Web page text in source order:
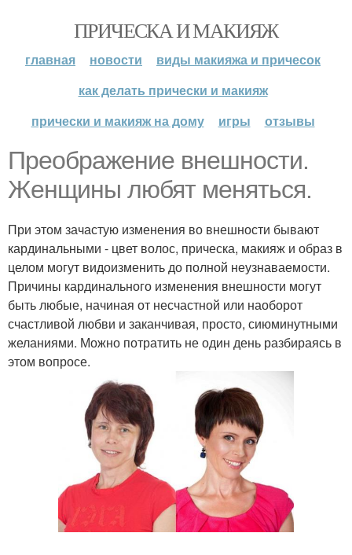
ПРИЧЕСКА И МАКИЯЖ
главная новости
виды макияжа и причесок
как делать прически и макияж
прически и макияж на дому
игры отзывы
Преображение внешности.
Женщины любят меняться.
При этом зачастую изменения во внешности бывают
кардинальными - цвет волос, прическа, макияж и образ в
целом могут видоизменить до полной неузнаваемости.
Причины кардинального изменения внешности могут
быть любые, начиная от несчастной или наоборот
счастливой любви и заканчивая, просто, сиюминутными
желаниями. Можно потратить не один день разбираясь в
этом вопросе.